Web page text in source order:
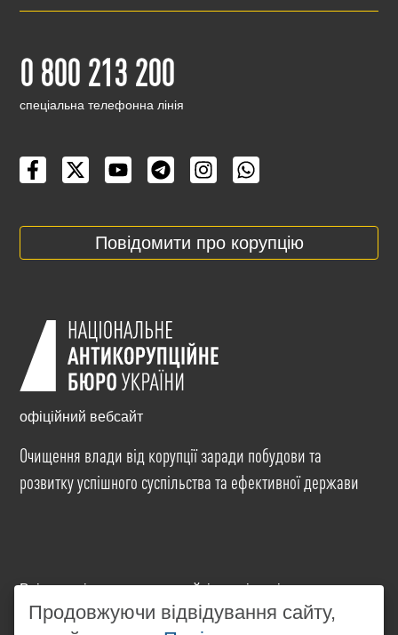
0 800 213 200
cпеціальна телефонна лінія
Повідомити про корупцію
офіційний вебсайт
Очищення влади від корупції заради побудови та
розвитку успішного суспільства та ефективної держави
Всі матеріали на цьому сайті розміщені на умовах
ліцензіїCreative Commons Attribution-NonCommercial-
NoDerivatives 4.0 International. Використання будь-
Продовжуючи відвідування сайту,